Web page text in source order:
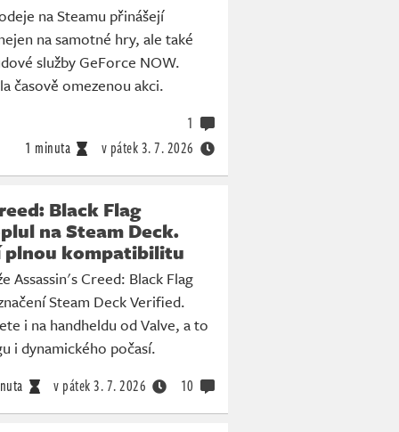
na Steamu přinášejí
na samotné hry, ale také
služby GeForce NOW.
časově omezenou akci.
1 minuta v pátek3. 7. 2026
1
Black Flag
na Steam Deck.
plnou kompatibilitu
Assassin's Creed: Black Flag
Steam Deck Verified.
i na handheldu od Valve, a to
i dynamického počasí.
v pátek3. 7. 2026 10